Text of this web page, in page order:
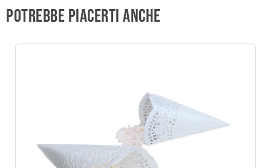
Potrebbe piacerti anche